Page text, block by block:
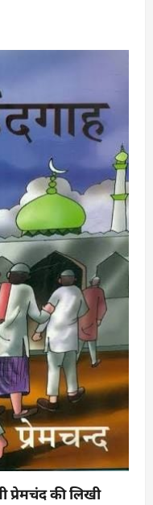
प्रेमचंद की लिखी